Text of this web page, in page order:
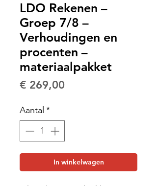
LDO Rekenen –
Groep 7/8 –
Verhoudingen en
procenten –
materiaalpakket
€ 269,00
Aantal *
In winkelwagen